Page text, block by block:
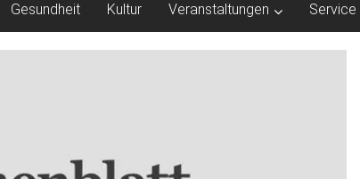
Gesundheit Kultur Veranstaltungen Service